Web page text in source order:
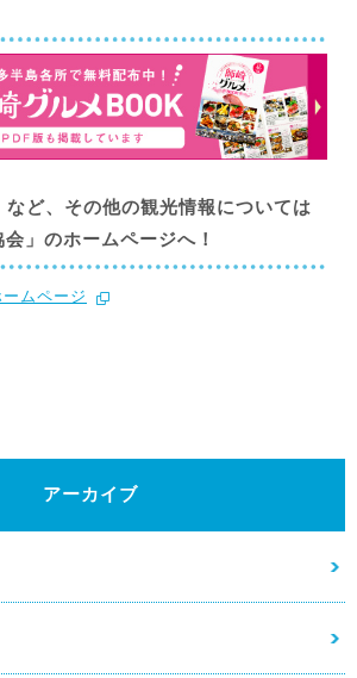
ど、その他の観光情報については
会」のホームページへ！
ムページ
アーカイブ